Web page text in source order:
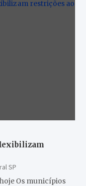
SP
Os municípios